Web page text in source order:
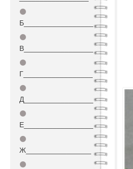
⚫
Б_________________
⚫
В_________________
⚫
Г_________________
⚫
Д_________________
⚫
Е_________________
⚫
Ж________________
⚫